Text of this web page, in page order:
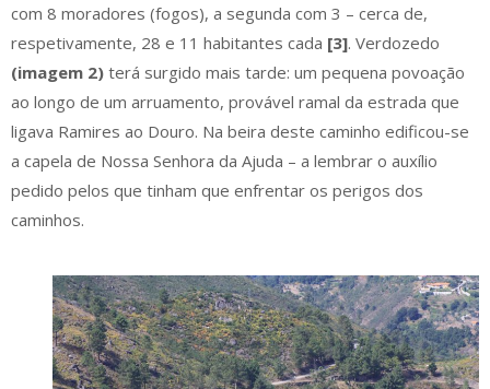
com 8 moradores (fogos), a segunda com 3 – cerca de,
respetivamente, 28 e 11 habitantes cada [3]. Verdozedo
(imagem 2) terá surgido mais tarde: um pequena povoação
ao longo de um arruamento, provável ramal da estrada que
ligava Ramires ao Douro. Na beira deste caminho edificou-se
a capela de Nossa Senhora da Ajuda – a lembrar o auxílio
pedido pelos que tinham que enfrentar os perigos dos
caminhos.